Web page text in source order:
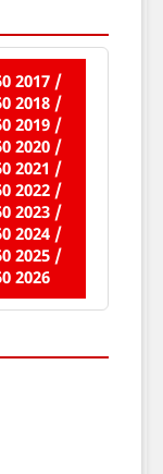
2017 /
2018 /
2019 /
2020 /
2021 /
2022 /
2023 /
2024 /
2025 /
2026